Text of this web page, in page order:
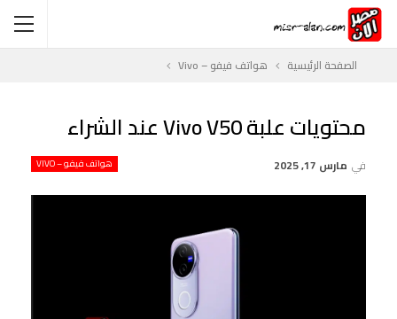
الصفحة الرئيسية هواتف فيفو – Vivo
محتويات علبة Vivo V50 عند الشراء
هواتف فيفو – VIVO في مارس 17, 2025